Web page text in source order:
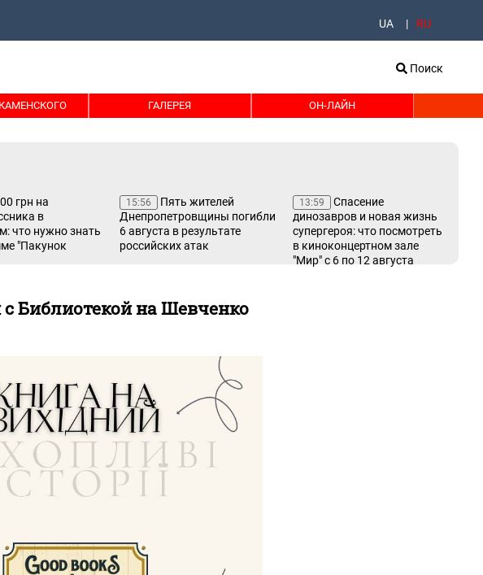
UA RU
Поиск
ГАЛЕРЕЯ ОН-ЛАЙН
грн на
в
что нужно знать
"Пакунок
15:56
Пять жителей
Днепропетровщины погибли
6 августа в результате
российских атак
13:59
Спасение
динозавров и новая жизнь
супергероя: что посмотреть
в киноконцертном зале
"Мир" с 6 по 12 августа
Библиотекой на Шевченко